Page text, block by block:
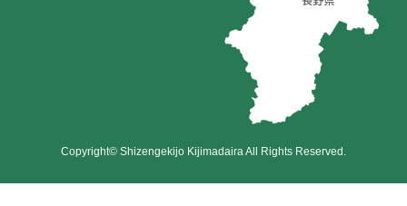
Copyright© Shizengekijo Kijimadaira All Rights Reserved.